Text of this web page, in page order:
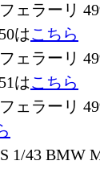
ェラーリ
はこちら
ェラーリ
はこちら
ェラーリ
1/43 BMW